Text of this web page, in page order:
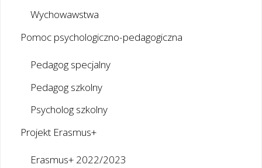
Wychowawstwa
Pomoc psychologiczno-pedagogiczna
Pedagog specjalny
Pedagog szkolny
Psycholog szkolny
Projekt Erasmus+
Erasmus+ 2022/2023